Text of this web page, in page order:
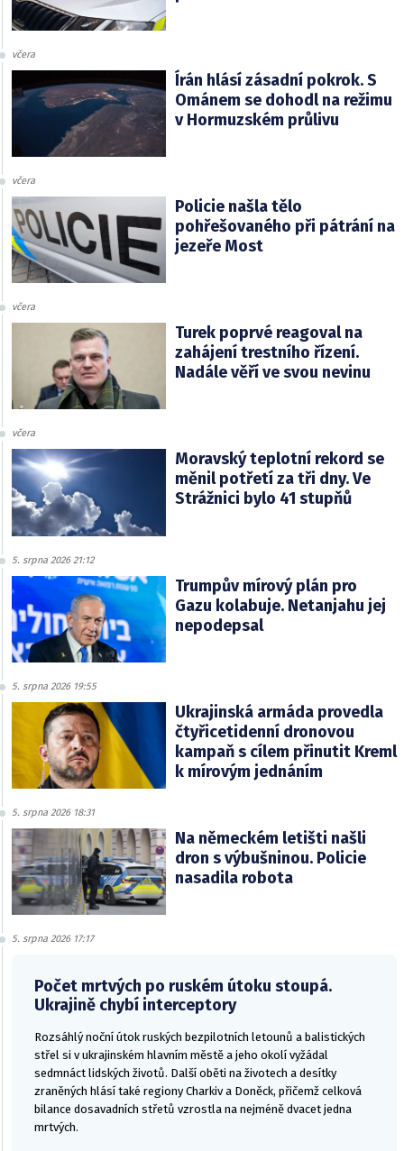
včera
Írán hlásí zásadní pokrok. S
Ománem se dohodl na režimu
v Hormuzském průlivu
včera
Policie našla tělo
pohřešovaného při pátrání na
jezeře Most
včera
Turek poprvé reagoval na
zahájení trestního řízení.
Nadále věří ve svou nevinu
včera
Moravský teplotní rekord se
měnil potřetí za tři dny. Ve
Strážnici bylo 41 stupňů
5. srpna 2026 21:12
Trumpův mírový plán pro
Gazu kolabuje. Netanjahu jej
nepodepsal
5. srpna 2026 19:55
Ukrajinská armáda provedla
čtyřicetidenní dronovou
kampaň s cílem přinutit Kreml
k mírovým jednáním
5. srpna 2026 18:31
Na německém letišti našli
dron s výbušninou. Policie
nasadila robota
5. srpna 2026 17:17
Počet mrtvých po ruském útoku stoupá.
Ukrajině chybí interceptory
Rozsáhlý noční útok ruských bezpilotních letounů a balistických
střel si v ukrajinském hlavním městě a jeho okolí vyžádal
sedmnáct lidských životů. Další oběti na životech a desítky
zraněných hlásí také regiony Charkiv a Doněck, přičemž celková
bilance dosavadních střetů vzrostla na nejméně dvacet jedna
mrtvých.